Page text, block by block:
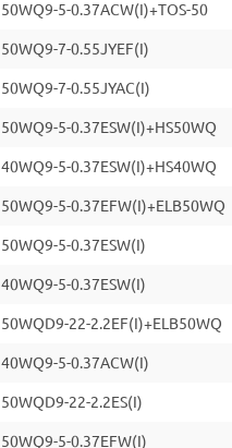
50WQ9-5-0.37ACW(I)+TOS-50
50WQ9-7-0.55JYEF(I)
50WQ9-7-0.55JYAC(I)
50WQ9-5-0.37ESW(I)+HS50WQ
40WQ9-5-0.37ESW(I)+HS40WQ
50WQ9-5-0.37EFW(I)+ELB50WQ
50WQ9-5-0.37ESW(I)
40WQ9-5-0.37ESW(I)
50WQD9-22-2.2EF(I)+ELB50WQ
40WQ9-5-0.37ACW(I)
50WQD9-22-2.2ES(I)
50WQ9-5-0.37EFW(I)